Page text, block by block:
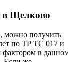
в Щелково
можно получить
по ТР ТС 017 и
фактором в